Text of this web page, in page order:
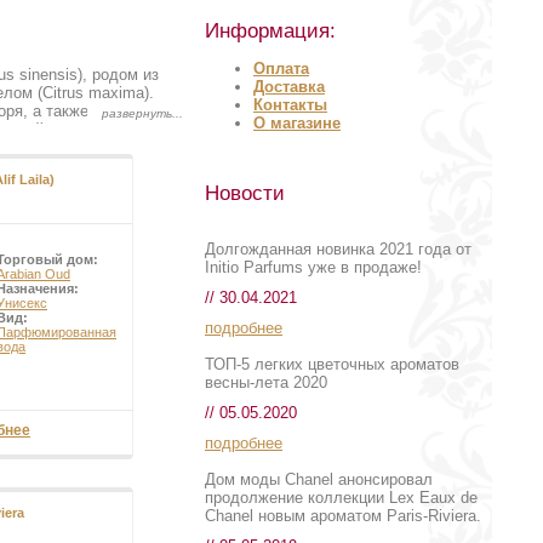
sinensis), родом из
(Citrus maxima).
а также в
«fleurs
весьма различны;
еще бодрянки,
еще крупнее и
апельсины
Laila)
дом:
Oud
Информация:
Оплата
Доставка
Контакты
О магазине
Новости
Долгожданная новинка 2021 года от
Initio Parfums уже в продаже!
// 30.04.2021
подробнее
ТОП-5 легких цветочных ароматов
весны-лета 2020
// 05.05.2020
подробнее
Дом моды Chanel анонсировал
продолжение коллекции Lex Eaux de
Chanel новым ароматом Paris-Riviera.